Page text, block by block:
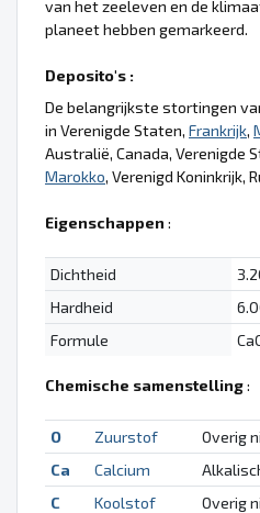
van het zeeleven en de
planeet hebben gemarkeerd.
Deposito's :
De belangrijkste stortingen
in Verenigde Staten, Frankrijk,
Australië, Canada, Verenigde
Marokko, Verenigd Koninkrijk,
Eigenschappen :
Dichtheid
Hardheid
Formule
Chemische samenstelling:
O Zuurstof
Overig
Ca
Calcium
C
Koolstof Overig